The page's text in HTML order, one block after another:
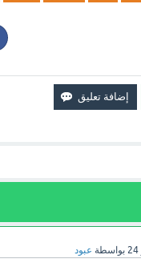
بواسطة عبود